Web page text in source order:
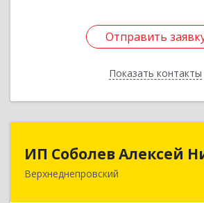
Отправить
Показать контакты
Отправить
Назад
ИП Соболев Алексей
Верхнеднепровский
ИП Соболев Алексей